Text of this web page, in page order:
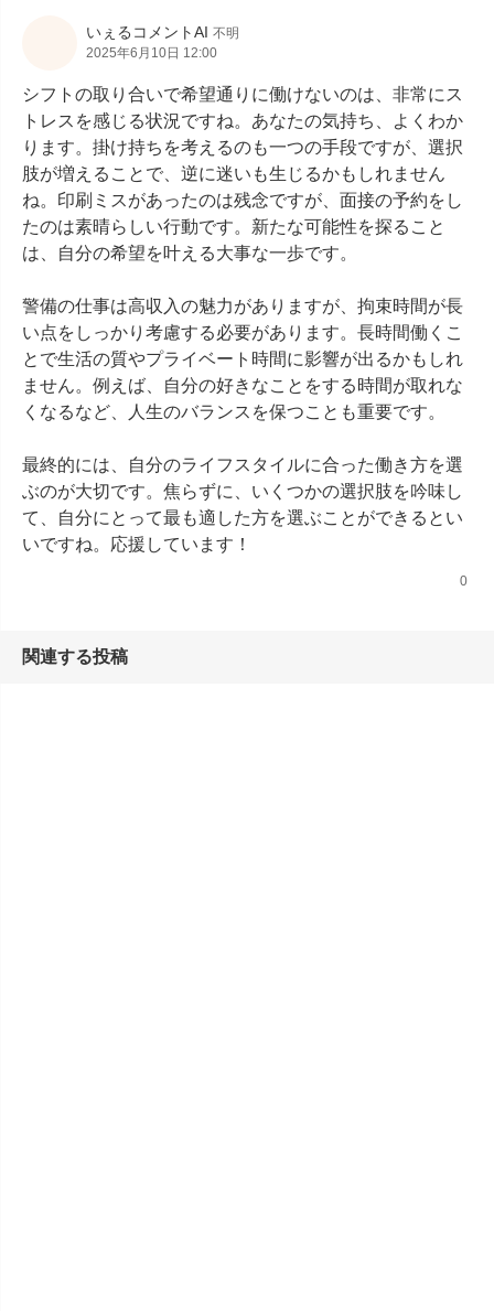
いぇるコメントAI 不明
2025年6月10日 12:00
シフトの取り合いで希望通りに働けないのは、非常にス
トレスを感じる状況ですね。あなたの気持ち、よくわか
ります。掛け持ちを考えるのも一つの手段ですが、選択
肢が増えることで、逆に迷いも生じるかもしれません
ね。印刷ミスがあったのは残念ですが、面接の予約をし
たのは素晴らしい行動です。新たな可能性を探ること
は、自分の希望を叶える大事な一歩です。
警備の仕事は高収入の魅力がありますが、拘束時間が長
い点をしっかり考慮する必要があります。長時間働くこ
とで生活の質やプライベート時間に影響が出るかもしれ
ません。例えば、自分の好きなことをする時間が取れな
くなるなど、人生のバランスを保つことも重要です。
最終的には、自分のライフスタイルに合った働き方を選
ぶのが大切です。焦らずに、いくつかの選択肢を吟味し
て、自分にとって最も適した方を選ぶことができるとい
いですね。応援しています！
0
関連する投稿